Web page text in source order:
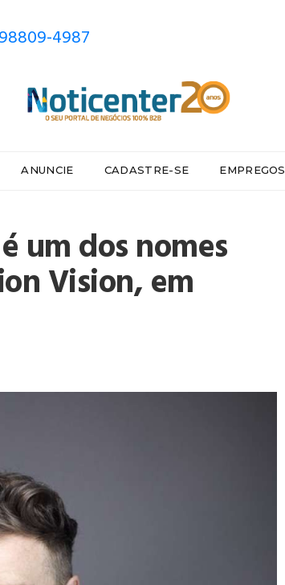
4987
ANUNCIE CADASTRE-SE EMPREGOS
um dos nomes
Vision, em